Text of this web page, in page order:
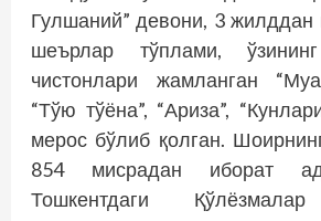
Гулшаний” девони, 3 жилддан
шеърлар тўплами,
чистонлари жамланган
“Тўю тўёна”, “Ариза”,
мерос бўлиб қолган.
854 мисрадан иборат
Тошкентдаги Қўлёзмалар